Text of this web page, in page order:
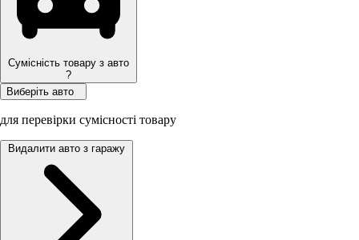
Сумісність товару з авто
?
Виберіть авто
для перевірки сумісності товару
Видалити авто з гаражу